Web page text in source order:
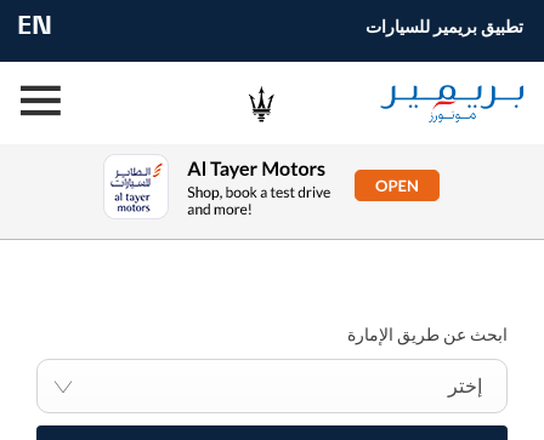
EN تطبيق بريمير للسيارات
ابحث عن أقرب وكالة لك الآن
إختر سيارتك المثالية، تصفح مختلف العروض و اشتري بالسعر الذي
ابحث عن طريق الإمارة
إختر